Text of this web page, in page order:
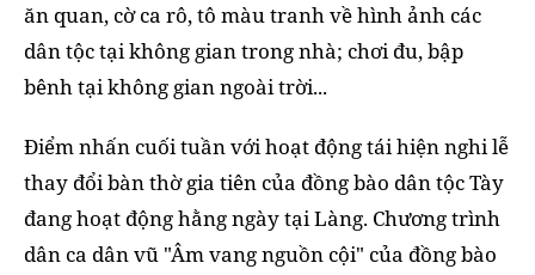
ăn quan, cờ ca rô, tô màu tranh về hình ảnh các
dân tộc tại không gian trong nhà; chơi đu, bập
bênh tại không gian ngoài trời...
Điểm nhấn cuối tuần với hoạt động tái hiện nghi lễ
thay đổi bàn thờ gia tiên của đồng bào dân tộc Tày
đang hoạt động hằng ngày tại Làng. Chương trình
dân ca dân vũ "Âm vang nguồn cội" của đồng bào